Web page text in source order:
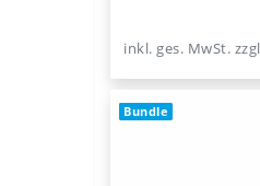
inkl. ges. MwSt.
Bundle